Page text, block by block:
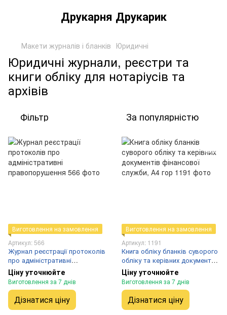
Друкарня Друкарик
Макети журналів і бланків Юридичні
Юридичні журнали, реєстри та
книги обліку для нотаріусів та
архівів
Фільтр За популярністю
Виготовлення на замовлення
Артикул: 566
Журнал реєстрації протоколів
про адміністративні
правопорушення
Ціну уточнюйте
Виготовлення за 7 днів
Дізнатися ціну
Виготовлення на замовлення
Артикул: 1191
Книга обліку бланків суворого
обліку та керівних документів
фінансової служби, А4 гор
Ціну уточнюйте
Виготовлення за 7 днів
Дізнатися ціну